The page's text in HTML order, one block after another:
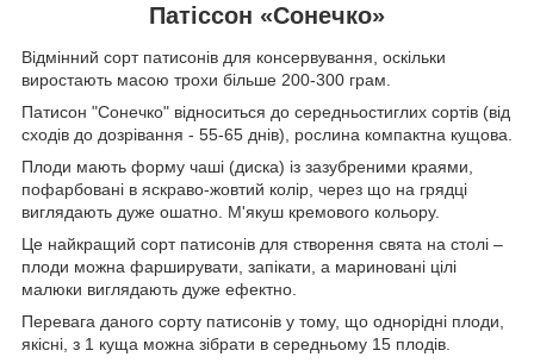
Патіссон «Сонечко»
Відмінний сорт патисонів для консервування, оскільки
виростають масою трохи більше 200-300 грам.
Патисон "Сонечко" відноситься до середньостиглих сортів (від
сходів до дозрівання - 55-65 днів), рослина компактна кущова.
Плоди мають форму чаші (диска) із зазубреними краями,
пофарбовані в яскраво-жовтий колір, через що на грядці
виглядають дуже ошатно. М'якуш кремового кольору.
Це найкращий сорт патисонів для створення свята на столі –
плоди можна фарширувати, запікати, а мариновані цілі
малюки виглядають дуже ефектно.
Перевага даного сорту патисонів у тому, що однорідні плоди,
якісні, з 1 куща можна зібрати в середньому 15 плодів.